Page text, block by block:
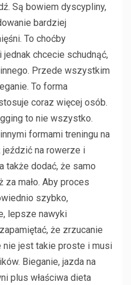
Są bowiem dyscypliny,
bardziej
To choćby
chcecie schudnąć,
Przede wszystkim
To forma
coraz więcej osób.
to nie wszystko.
formami treningu na
jeździć na rowerze i
także dodać, że samo
mało. Aby proces
szybko,
lepsze nawyki
że zrzucanie
nie jest takie proste i musi
Bieganie, jazda na
plus właściwa dieta